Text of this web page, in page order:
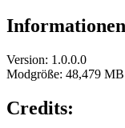
Version: 1.0.0.0
Modgröße: 48,479 MB
Credits: